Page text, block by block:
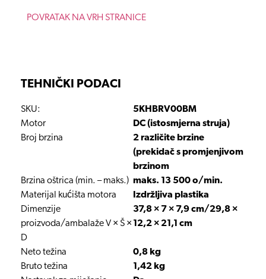
POVRATAK NA VRH STRANICE
TEHNIČKI PODACI
SKU:
5KHBRV00BM
Motor
DC (istosmjerna struja)
Broj brzina
2 različite brzine
(prekidač s promjenjivom
brzinom
Brzina oštrica (min. – maks.) maks. 13 500 o/min.
Materijal kućišta motora
Izdržljiva plastika
Dimenzije
proizvoda/ambalaže V × Š ×
D
37,8 × 7 × 7,9 cm/29,8 ×
12,2 × 21,1 cm
Neto težina
0,8 kg
Bruto težina
1,42 kg